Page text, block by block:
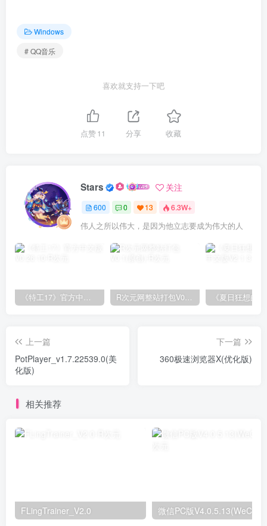
Windows
# QQ音乐
喜欢就支持一下吧
点赞11 分享 收藏
Stars 关注
600 0 13 6.3W+
伟人之所以伟大，是因为他立志要成为伟大的人
《特工17》官方中文版V0.26.10 R次元网整站打包V0.1(原创)
上一篇
PotPlayer_v1.7.22539.0(美
化版)
下一篇
360极速浏览器X(优化版)
相关推荐
FLingTrainer_V2.0 微信PC版V4.0.5.13(WeChat)